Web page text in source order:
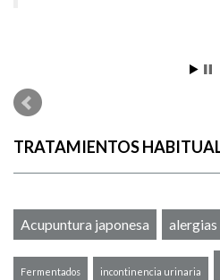
Acupuntura japonesa alergias